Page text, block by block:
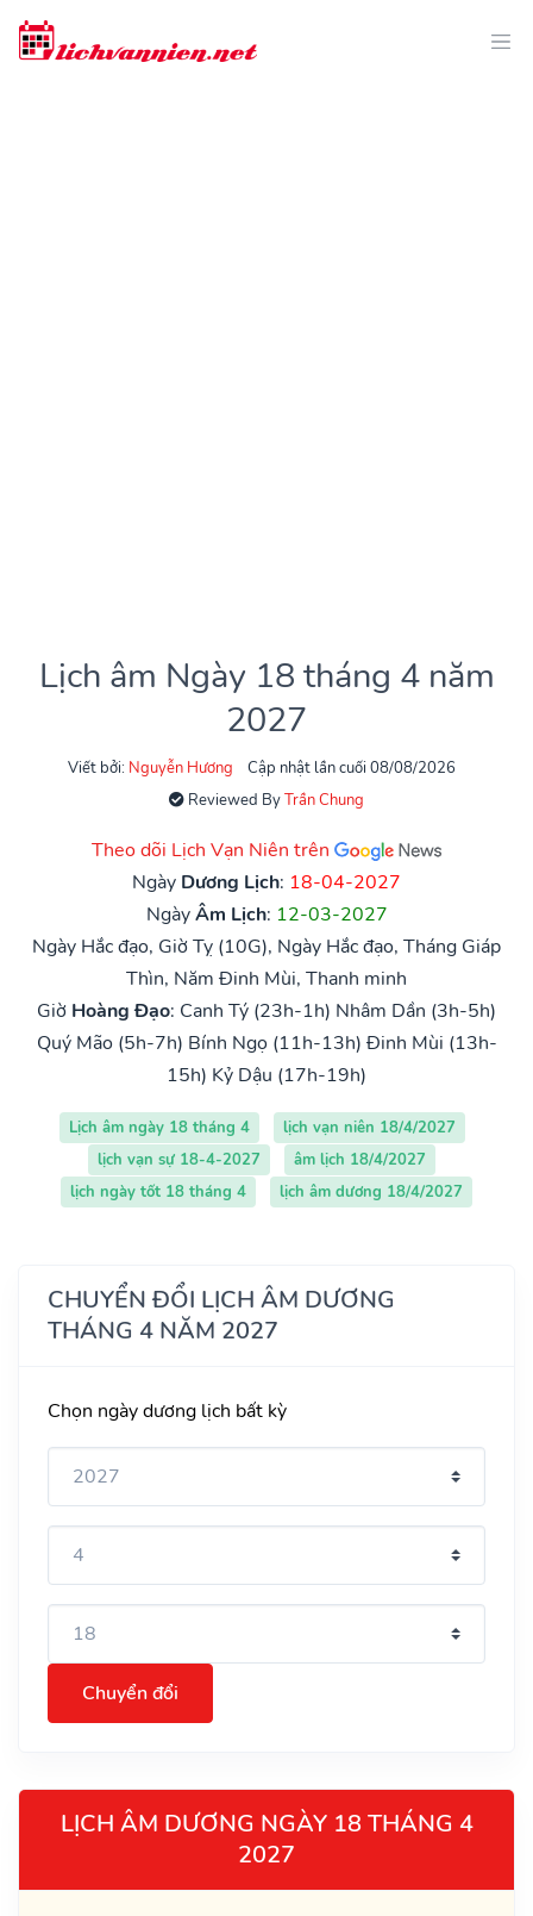
Lịch âm Ngày 18 tháng 4 năm
2027
Viết bởi: Nguyễn Hương
Cập nhật lần cuối 08/08/2026
Reviewed ByTrần Chung
Theo dõi Lịch Vạn Niên trên
Ngày Dương Lịch: 18-04-2027
NgàyÂm Lịch: 12-03-2027
Ngày Hắc đạo, Giờ Tỵ (10G), Ngày Hắc đạo, Tháng Giáp
Thìn, Năm Đinh Mùi, Thanh minh
Giờ Hoàng Đạo: Canh Tý (23h-1h) Nhâm Dần (3h-5h)
Quý Mão (5h-7h) Bính Ngọ (11h-13h) Đinh Mùi (13h-
15h) Kỷ Dậu (17h-19h)
Lịch âm ngày 18 tháng 4
lịch vạn niên 18/4/2027
lịch vạn sự 18-4-2027
âm lịch 18/4/2027
lịch ngày tốt 18 tháng 4
lịch âm dương 18/4/2027
CHUYỂN ĐỔI LỊCH ÂM DƯƠNG
THÁNG 4 NĂM 2027
Chọn ngày dương lịch bất kỳ
Chuyển đổi
LỊCH ÂM DƯƠNG NGÀY 18 THÁNG 4
2027